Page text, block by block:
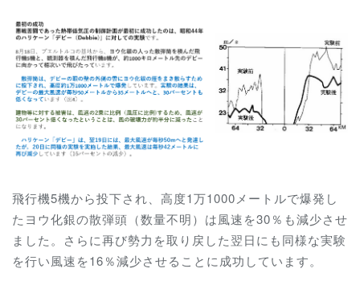
飛行機5機から投下され、高度1万1000メートルで爆発し
たヨウ化銀の散弾頭（数量不明）は風速を30％も減少させ
ました。さらに再び勢力を取り戻した翌日にも同様な実験
を行い風速を16％減少させることに成功しています。